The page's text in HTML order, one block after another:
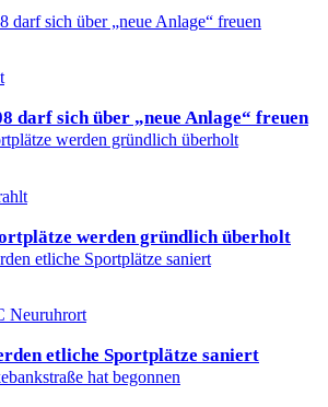
darf sich über „neue Anlage“ freuen
werden gründlich überholt
Neuruhrort
etliche Sportplätze saniert